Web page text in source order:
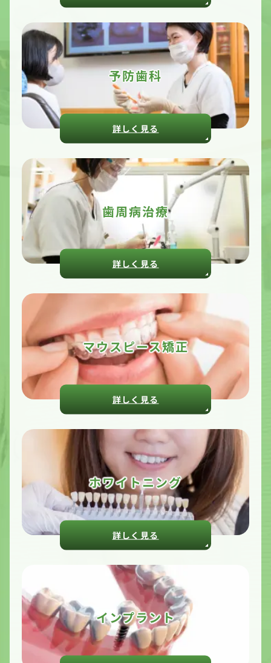
予防歯科
詳しく見る
歯周病治療
詳しく見る
マウスピース矯正
詳しく見る
ホワイトニング
詳しく見る
インプラント